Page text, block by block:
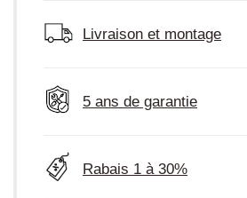
Livraison et montage
5 ans de garantie
Rabais 1 à 30%